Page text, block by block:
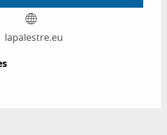
lapalestre.eu